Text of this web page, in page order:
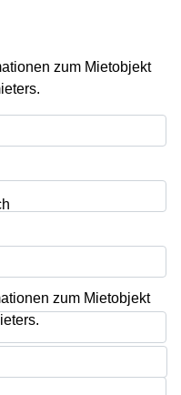
zum Mietobjekt
zum Mietobjekt